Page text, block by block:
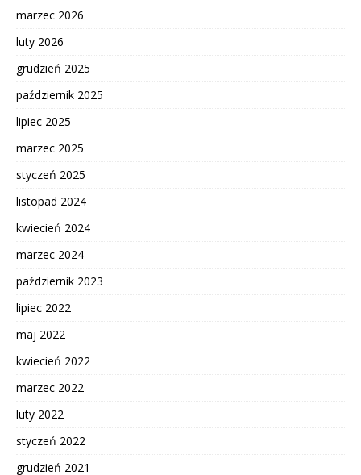
marzec 2026
luty 2026
grudzień 2025
październik 2025
lipiec 2025
marzec 2025
styczeń 2025
listopad 2024
kwiecień 2024
marzec 2024
październik 2023
lipiec 2022
maj 2022
kwiecień 2022
marzec 2022
luty 2022
styczeń 2022
grudzień 2021